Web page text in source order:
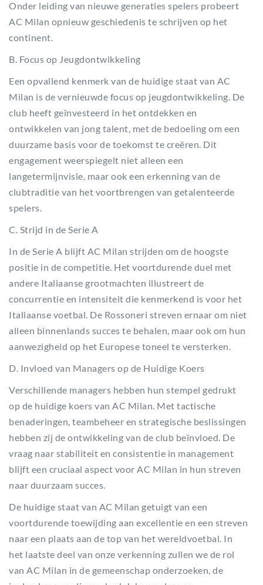
Onder leiding van nieuwe generaties spelers probeert
AC Milan opnieuw geschiedenis te schrijven op het
continent.
B. Focus op Jeugdontwikkeling
Een opvallend kenmerk van de huidige staat van AC
Milan is de vernieuwde focus op jeugdontwikkeling. De
club heeft geïnvesteerd in het ontdekken en
ontwikkelen van jong talent, met de bedoeling om een
duurzame basis voor de toekomst te creëren. Dit
engagement weerspiegelt niet alleen een
langetermijnvisie, maar ook een erkenning van de
clubtraditie van het voortbrengen van getalenteerde
spelers.
C. Strijd in de Serie A
In de Serie A blijft AC Milan strijden om de hoogste
positie in de competitie. Het voortdurende duel met
andere Italiaanse grootmachten illustreert de
concurrentie en intensiteit die kenmerkend is voor het
Italiaanse voetbal. De Rossoneri streven ernaar om niet
alleen binnenlands succes te behalen, maar ook om hun
aanwezigheid op het Europese toneel te versterken.
D. Invloed van Managers op de Huidige Koers
Verschillende managers hebben hun stempel gedrukt
op de huidige koers van AC Milan. Met tactische
benaderingen, teambeheer en strategische beslissingen
hebben zij de ontwikkeling van de club beïnvloed. De
vraag naar stabiliteit en consistentie in management
blijft een cruciaal aspect voor AC Milan in hun streven
naar duurzaam succes.
De huidige staat van AC Milan getuigt van een
voortdurende toewijding aan excellentie en een streven
naar een plaats aan de top van het wereldvoetbal. In
het laatste deel van onze verkenning zullen we de rol
van AC Milan in de gemeenschap onderzoeken, de